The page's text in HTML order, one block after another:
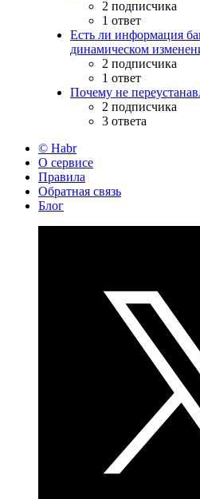
2 подписчика
1 ответ
Есть ли информация
динамическом
2 подписчика
1 ответ
Почему не
2 подписчика
3 ответа
© Habr
О сервисе
Правила
Обратная связь
Блог